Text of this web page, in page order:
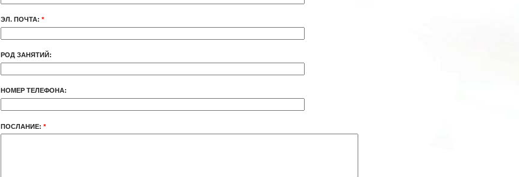
ЭЛ. ПОЧТА: *
РОД ЗАНЯТИЙ:
НОМЕР ТЕЛЕФОНА:
ПОСЛАНИЕ: *